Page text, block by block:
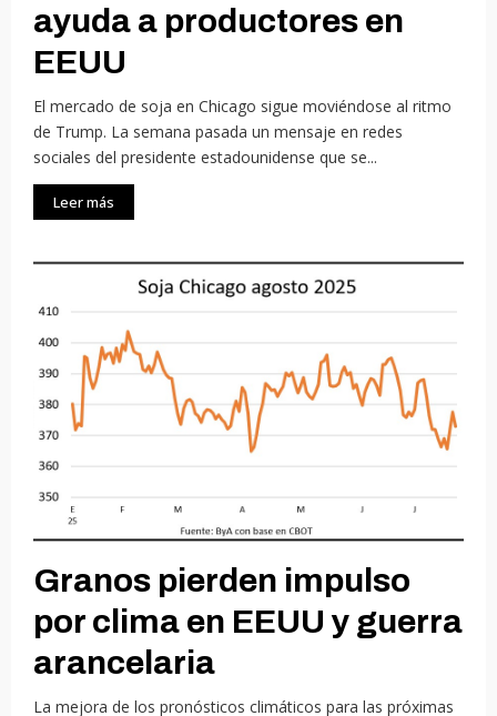
ayuda a productores en
EEUU
El mercado de soja en Chicago sigue moviéndose al ritmo
de Trump. La semana pasada un mensaje en redes
sociales del presidente estadounidense que se...
Leer más
Granos pierden impulso
por clima en EEUU y guerra
arancelaria
La mejora de los pronósticos climáticos para las próximas